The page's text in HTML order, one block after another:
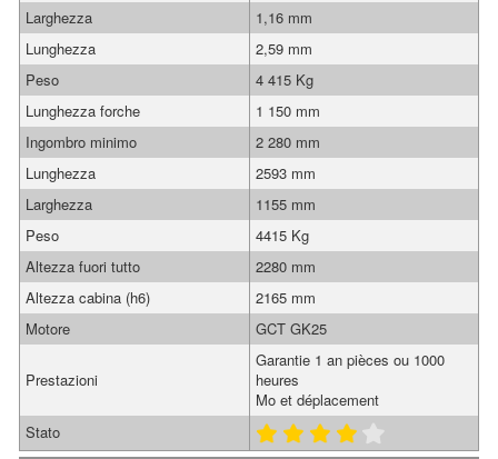
Larghezza
1,16 mm
Lunghezza
2,59 mm
Peso
4 415 Kg
Lunghezza forche
1 150 mm
Ingombro minimo
2 280 mm
Lunghezza
2593 mm
Larghezza
1155 mm
Peso
4415 Kg
Altezza fuori tutto
2280 mm
Altezza cabina (h6)
2165 mm
Motore
GCT GK25
Prestazioni
Garantie 1 an pièces ou 1000
heures
Mo et déplacement
Stato